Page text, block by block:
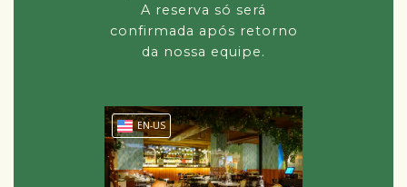
A reserva só será
confirmada após retorno
da nossa equipe.